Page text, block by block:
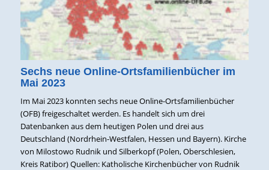
Sechs neue Online-Ortsfamilienbücher im
Mai 2023
Im Mai 2023 konnten sechs neue Online-Ortsfamilienbücher
(OFB) freigeschaltet werden. Es handelt sich um drei
Datenbanken aus dem heutigen Polen und drei aus
Deutschland (Nordrhein-Westfalen, Hessen und Bayern). Kirche
von Milostowo Rudnik und Silberkopf (Polen, Oberschlesien,
Kreis Ratibor) Quellen: Katholische Kirchenbücher von Rudnik